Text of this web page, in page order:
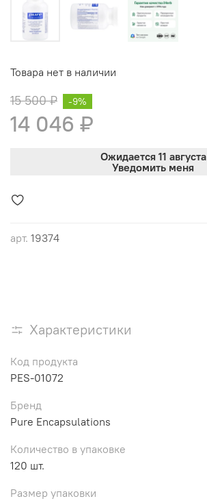
арт. 19374
Товара нет в наличии
15 500 ₽
14 046 ₽
-9%
Ожидается 11 августа
Уведомить меня
Характеристики
Код продукта
PES-01072
Бренд
Pure Encapsulations
Количество в упаковке
120 шт.
Размер упаковки